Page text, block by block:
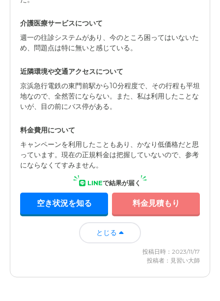
介護医療サービスについて
週一の往診システムがあり、今のところ困ってはいないた
め、問題点は特に無いと感じている。
近隣環境や交通アクセスについて
京浜急行電鉄の東門前駅から10分程度で、その行程も平坦
地なので、全然苦にならない。また、私は利用したことな
いが、目の前にバス停がある。
料金費用について
キャンペーンを利用したこともあり、かなり低価格だと思
っています。現在の正規料金は把握していないので、参考
にならなくてすみません。
LINEで結果が届く
空き状況を知る 料金見積もり
とじる
投稿日時：2023/11/17
投稿者：見習い大師